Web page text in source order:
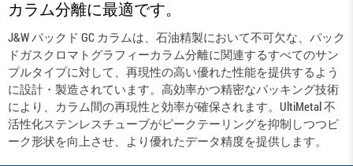
カラム分離に最適です。
J&W パックド GC カラムは、石油精製において不可欠な、パック
ドガスクロマトグラフィーカラム分離に関連するすべてのサン
プルタイプに対して、再現性の高い優れた性能を提供するよう
に設計・製造されています。高効率かつ精密なパッキング技術
により、カラム間の再現性と効率が確保されます。UltiMetal 不
活性化ステンレスチューブがピークテーリングを抑制しつつピ
ーク形状を向上させ、より優れたデータ精度を提供します。